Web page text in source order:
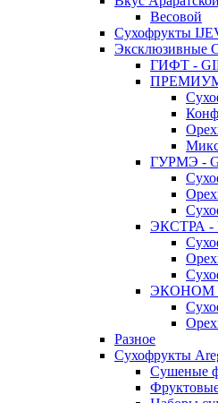
Весовой
Сухофрукты
Эксклюзивные
ГИФТ -
ПРЕМИУМ
ГУРМЭ -
ЭКСТРА -
ЭКОНОМ -
Разное
Сухофрукты
Сушеные